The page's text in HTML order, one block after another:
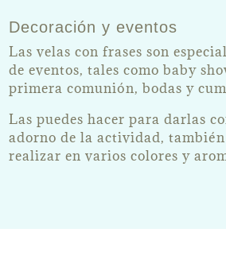
Decoración y eventos
Las velas con frases son
de eventos, tales como baby
primera comunión, bodas y
Las puedes hacer para darlas
adorno de la actividad, también
realizar en varios colores y